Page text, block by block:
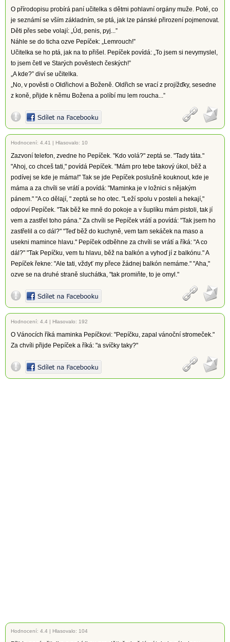
O přírodopisu probírá paní učitelka s dětmi pohlavní orgány muže. Poté, co
je seznámí se vším základním, se ptá, jak lze pánské přirození pojmenovat.
Děti přes sebe volají: „Úd, penis, pyj...”
Náhle se do ticha ozve Pepíček: „Lemrouch!”
Učitelka se ho ptá, jak na to přišel. Pepíček povídá: „To jsem si nevymyslel,
to jsem četl ve Starých pověstech českých!”
„A kde?” diví se učitelka.
„No, v pověsti o Oldřichovi a Boženě. Oldřich se vrací z projížďky, sesedne
z koně, přijde k němu Božena a políbí mu lem roucha...”
Hodnocení: 4.41 | Hlasovalo: 10
Zazvoní telefon, zvedne ho Pepíček. "Kdo volá?" zeptá se. "Tady táta."
"Ahoj, co chceš tati," povídá Pepíček. "Mám pro tebe takový úkol, běž a
podívej se kde je máma!" Tak se jde Pepíček poslušně kouknout, kde je
máma a za chvíli se vrátí a povídá: "Maminka je v ložnici s nějakým
pánem." "A co dělají, " zeptá se ho otec. "Leží spolu v posteli a hekají,"
odpoví Pepíček. "Tak běž ke mně do pokoje a v šuplíku mám pistoli, tak jí
vem a zastřel toho pána." Za chvíli se Pepíček vrátí a povídá: "Tak jsem ho
zastřelil a co dál?" "Teď běž do kuchyně, vem tam sekáček na maso a
usekni mamince hlavu." Pepíček odběhne za chvíli se vrátí a říká: "A co
dál?" "Tak Pepíčku, vem tu hlavu, běž na balkón a vyhoď jí z balkónu." A
Pepíček řekne: "Ale tati, vždyť my přece žádnej balkón nemáme." "Aha,"
ozve se na druhé straně sluchátka, "tak promiňte, to je omyl."
Hodnocení: 4.4 | Hlasovalo: 192
O Vánocích říká maminka Pepíčkovi: "Pepíčku, zapal vánoční stromeček."
Za chvíli přijde Pepíček a říká: "a svíčky taky?"
Hodnocení: 4.4 | Hlasovalo: 104